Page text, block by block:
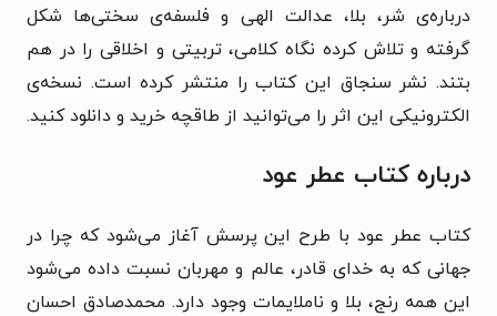
درباره‌ی شر، بلا، عدالت الهی و فلسفه‌ی سختی‌ها شکل
گرفته و تلاش کرده نگاه کلامی، تربیتی و اخلاقی را در هم‌
بتند. نشر سنجاق این کتاب را منتشر کرده است. نسخه‌ی
الکترونیکی این اثر را می‌توانید از طاقچه خرید و دانلود کنید.
درباره کتاب عطر عود
کتاب عطر عود با طرح این پرسش آغاز می‌شود که چرا در
جهانی که به خدای قادر، عالم و مهربان نسبت داده می‌شود
این‌ همه رنج، بلا و ناملایمات وجود دارد. محمدصادق احسان